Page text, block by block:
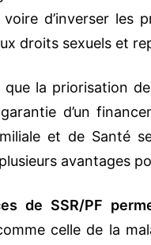
d’inverser les
droits sexuels et
la priorisation
d’un
et de Santé
avantages
de SSR/PF
celle de la